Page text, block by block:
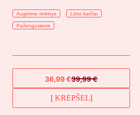
Auginimo rinkinys Liūto karčiai
Pažengusiems
39,99€
Original
price
was:
36,99€
Current
price
is:
Į KREPŠELĮ